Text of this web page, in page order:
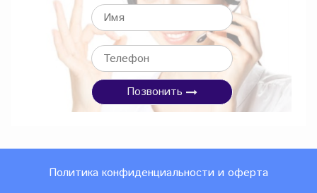
Позвонить
Политика конфиденциальности и оферта